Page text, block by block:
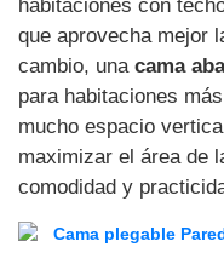
habitaciones con
que aprovecha mejor
cambio, una cama
para habitaciones
mucho espacio
maximizar el área de
comodidad y